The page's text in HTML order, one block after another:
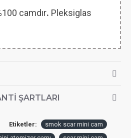
camdır. Pleksiglas
ŞARTLARI
Etiketler:
smok scar mini cam